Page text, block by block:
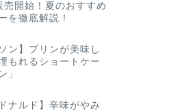
売開始！夏のおすすめ
を徹底解説！
ン】プリンが美味し
もれるショートケー
」
ナルド】辛味がやみ